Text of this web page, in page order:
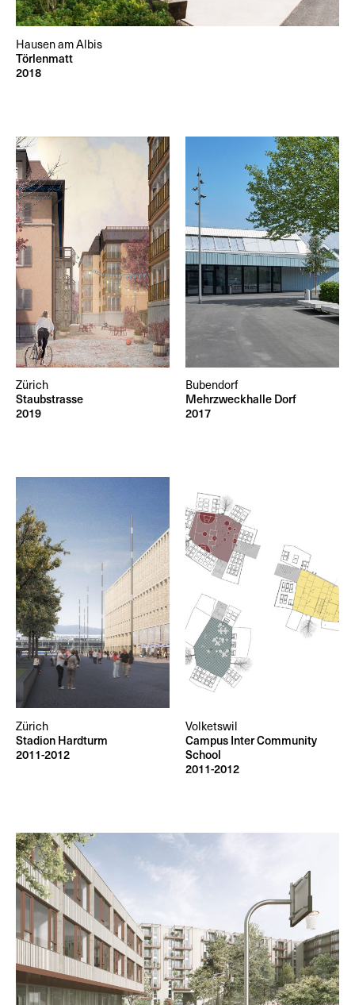
Hausen am Albis
Törlenmatt
2018
Zürich
Staubstrasse
2019
Bubendorf
Mehrzweckhalle Dorf
2017
Zürich
Stadion Hardturm
2011-2012
Volketswil
Campus Inter Community
School
2011-2012